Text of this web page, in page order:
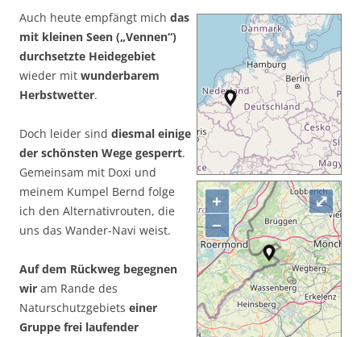
+
−
⤢
Auch heute empfängt mich das
mit kleinen Seen („Vennen“)
durchsetzte Heidegebiet
wieder mit wunderbarem
Herbstwetter.
Doch leider sind diesmal einige
der schönsten Wege gesperrt.
Gemeinsam mit Doxi und
meinem Kumpel Bernd folge
ich den Alternativrouten, die
uns das Wander-Navi weist.
Auf dem Rückweg begegnen
wir am Rande des
Naturschutzgebiets einer
Gruppe frei laufender